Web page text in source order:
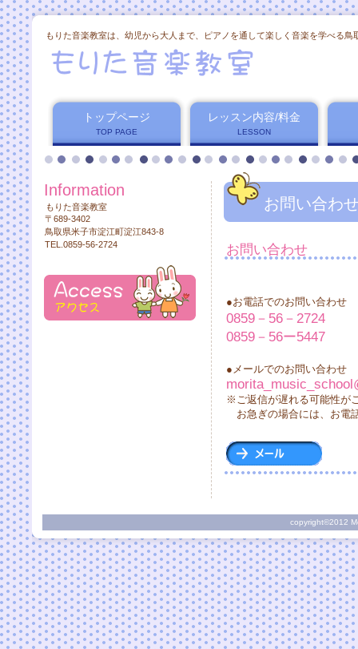
もりた音楽教室は、幼児から大人まで、ピアノを通して楽しく音楽を学べる
お問い合わ
お問い合わせ
●お電話でのお問い合わせ
0859－56－2724
0859－56ー5447
●メールでのお問い合わせ
※ご返信が遅れる可能性が
お急ぎの場合には、お電
トップページ
TOP PAGE
レッスン内容/料金
LESSON
Information
もりた音楽教室
〒689-3402
鳥取県米子市淀江町淀江843-8
TEL.0859-56-2724
copyright©2012